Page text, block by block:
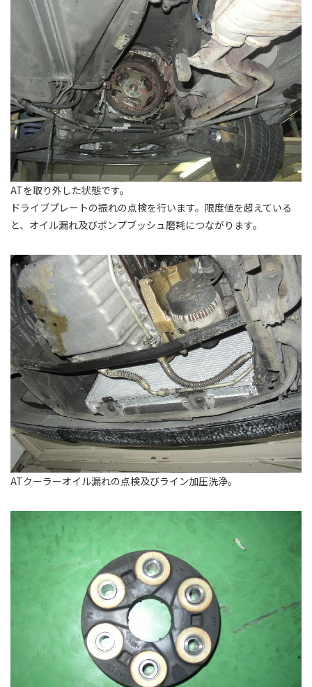
ATを取り外した状態です。
ドライブプレートの振れの点検を行います。限度値を超えている
と、オイル漏れ及びポンプブッシュ磨耗につながります。
ATクーラーオイル漏れの点検及びライン加圧洗浄。